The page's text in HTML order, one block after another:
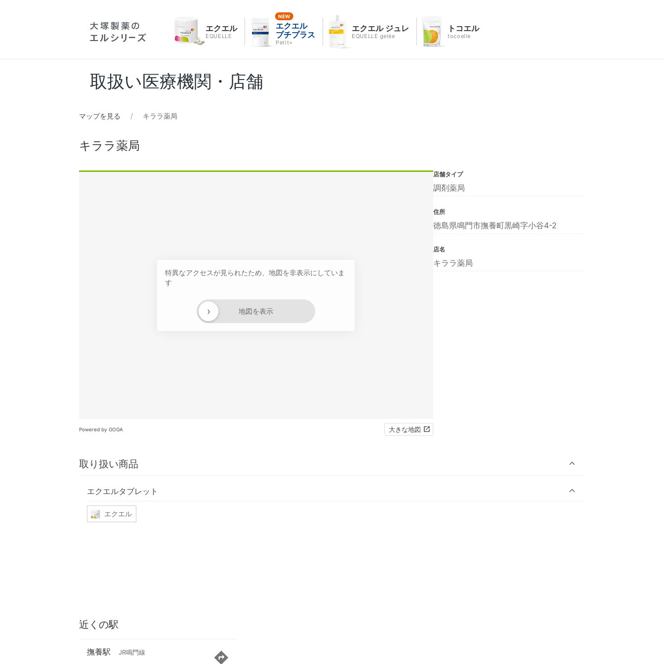
エクエル
EQUELLE
エクエル
プチプラス
Petit+
エクエル ジュレ
EQUELLE gelée
トコエル
tocoelle
取扱い医療機関・店舗
マップを見る キララ薬局
キララ薬局
特異なアクセスが見られたため、地図を非表示にしていま
す
地図を表示
›
Powered by GOGA 大きな地図
取り扱い商品
エクエルタブレット
エクエル
店舗タイプ
調剤薬局
住所
徳島県鳴門市撫養町黒崎字小谷4-2
店名
キララ薬局
近くの駅
撫養駅 JR鳴門線